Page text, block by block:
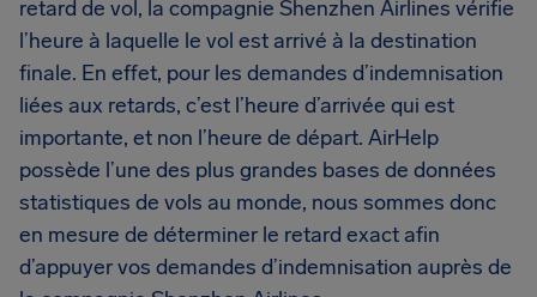
retard de vol, la compagnie Shenzhen Airlines vérifie
l’heure à laquelle le vol est arrivé à la destination
finale. En effet, pour les demandes d’indemnisation
liées aux retards, c’est l’heure d’arrivée qui est
importante, et non l’heure de départ. AirHelp
possède l’une des plus grandes bases de données
statistiques de vols au monde, nous sommes donc
en mesure de déterminer le retard exact afin
d’appuyer vos demandes d’indemnisation auprès de